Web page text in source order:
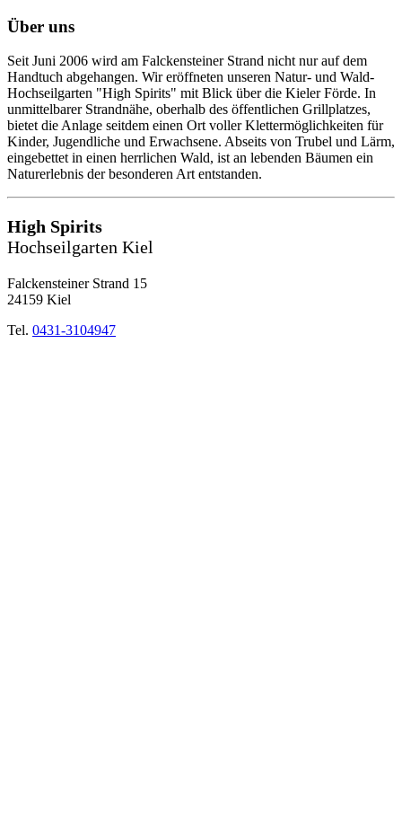
Über uns
Seit Juni 2006 wird am Falckensteiner Strand nicht nur auf dem
Handtuch abgehangen. Wir eröffneten unseren Natur- und Wald-
Hochseilgarten "High Spirits" mit Blick über die Kieler Förde. In
unmittelbarer Strandnähe, oberhalb des öffentlichen Grillplatzes,
bietet die Anlage seitdem einen Ort voller Klettermöglichkeiten für
Kinder, Jugendliche und Erwachsene. Abseits von Trubel und Lärm,
eingebettet in einen herrlichen Wald, ist an lebenden Bäumen ein
Naturerlebnis der besonderen Art entstanden.
High Spirits
Hochseilgarten Kiel
Falckensteiner Strand 15
24159 Kiel
Tel. 0431-3104947